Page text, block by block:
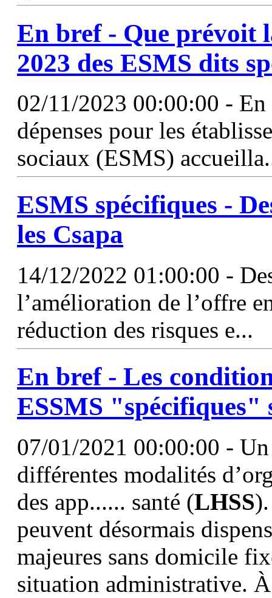
En bref - Que prévoit
2023 des ESMS dits
02/11/2023 00:00:00 -
dépenses pour les
sociaux (ESMS)
ESMS spécifiques -
les Csapa
14/12/2022 01:00:00 -
l’amélioration de l’offre
réduction des risques e...
En bref - Les
ESSMS "spécifiques"
07/01/2021 00:00:00 -
différentes modalités
des app...... santé (LHSS
peuvent désormais
majeures sans domicile
situation administrative.